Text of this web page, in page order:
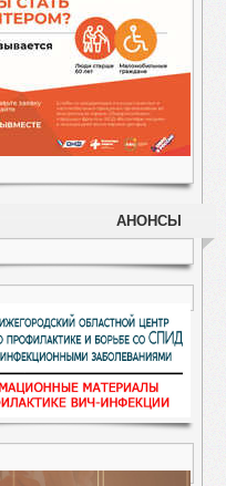
АНОНСЫ